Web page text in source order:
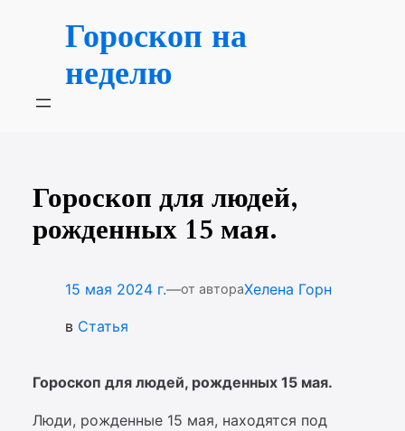
содержимомуГороскоп на
неделю
Гороскоп для людей,
рожденных 15 мая.
15 мая 2024 г.—от автораХелена Горн
в Статья
Гороскоп для людей, рожденных 15 мая.
Люди, рожденные 15 мая, находятся под